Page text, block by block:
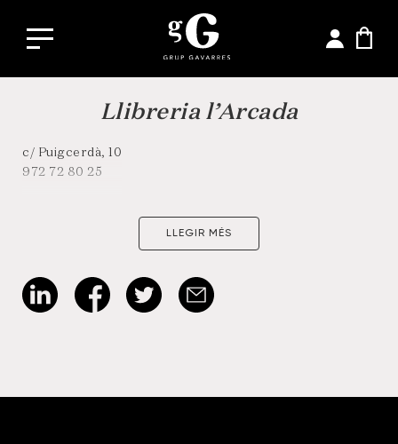
Llibreria l’Arcada
c/ Puigcerdà, 10
972 72 80 25
LLEGIR MÉS